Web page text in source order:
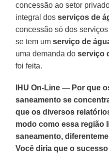
concessão ao setor
integral dosserviços de
concessão só dos
se tem umserviço de
uma demanda do serviço
foi feita.
IHU On-Line — Por que
saneamento se
que os diversos
modo como essa região
saneamento,
Você diria que o